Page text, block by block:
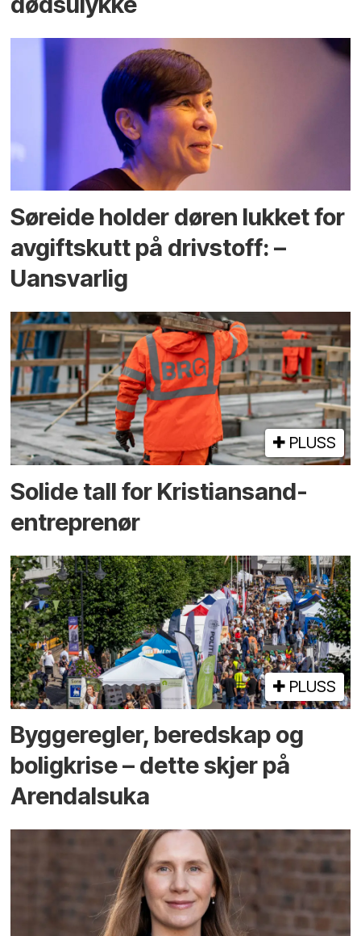
Søreide holder døren lukket for
avgiftskutt på drivstoff: –
Uansvarlig
PLUSS
Solide tall for Kristiansand-
entreprenør
PLUSS
Bygge­regler, beredskap og
bolig­krise – dette skjer på
Arendals­uka